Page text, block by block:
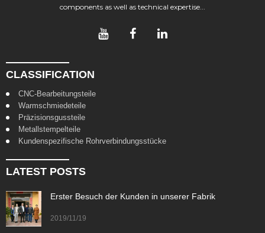
components as well as technical expertise...
CLASSIFICATION
CNC-Bearbeitungsteile
Warmschmiedeteile
Präzisionsgussteile
Metallstempelteile
Kundenspezifische Rohrverbindungsstücke
LATEST POSTS
Erster Besuch der Kunden in unserer Fabrik
2019/11/19